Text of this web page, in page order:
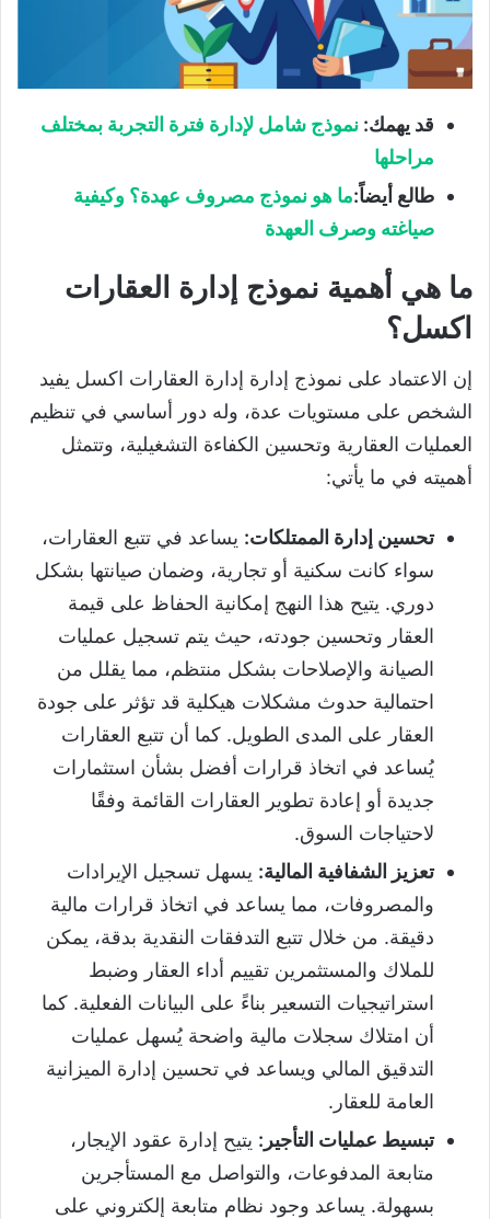
قد يهمك: نموذج شامل لإدارة فترة التجربة بمختلف
مراحلها
طالع أيضاً:ما هو نموذج مصروف عهدة؟ وكيفية
صياغته وصرف العهدة
ما هي أهمية نموذج إدارة العقارات
اكسل؟
إن الاعتماد على نموذج إدارة إدارة العقارات اكسل يفيد
الشخص على مستويات عدة، وله دور أساسي في تنظيم
العمليات العقارية وتحسين الكفاءة التشغيلية، وتتمثل
أهميته في ما يأتي:
تحسين إدارة الممتلكات: يساعد في تتبع العقارات،
سواء كانت سكنية أو تجارية، وضمان صيانتها بشكل
دوري. يتيح هذا النهج إمكانية الحفاظ على قيمة
العقار وتحسين جودته، حيث يتم تسجيل عمليات
الصيانة والإصلاحات بشكل منتظم، مما يقلل من
احتمالية حدوث مشكلات هيكلية قد تؤثر على جودة
العقار على المدى الطويل. كما أن تتبع العقارات
يُساعد في اتخاذ قرارات أفضل بشأن استثمارات
جديدة أو إعادة تطوير العقارات القائمة وفقًا
لاحتياجات السوق.
تعزيز الشفافية المالية: يسهل تسجيل الإيرادات
والمصروفات، مما يساعد في اتخاذ قرارات مالية
دقيقة. من خلال تتبع التدفقات النقدية بدقة، يمكن
للملاك والمستثمرين تقييم أداء العقار وضبط
استراتيجيات التسعير بناءً على البيانات الفعلية. كما
أن امتلاك سجلات مالية واضحة يُسهل عمليات
التدقيق المالي ويساعد في تحسين إدارة الميزانية
العامة للعقار.
تبسيط عمليات التأجير: يتيح إدارة عقود الإيجار،
متابعة المدفوعات، والتواصل مع المستأجرين
بسهولة. يساعد وجود نظام متابعة إلكتروني على